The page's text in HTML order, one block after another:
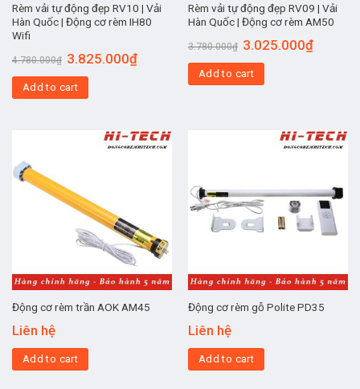
Rèm vải tự động đẹp RV10 | Vải
Hàn Quốc | Động cơ rèm IH80
Wifi
4.780.000₫ 3.825.000₫
Add to cart
Rèm vải tự động đẹp RV09 | Vải
Hàn Quốc | Động cơ rèm AM50
3.780.000₫ 3.025.000₫
Add to cart
Động cơ rèm trần AOK AM45
Liên hệ
Add to cart
Động cơ rèm gỗ Polite PD35
Liên hệ
Add to cart